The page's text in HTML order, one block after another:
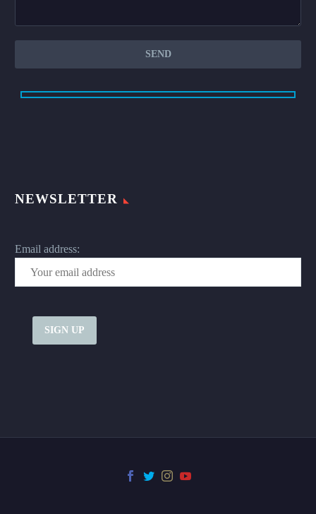
NEWSLETTER
Email address: